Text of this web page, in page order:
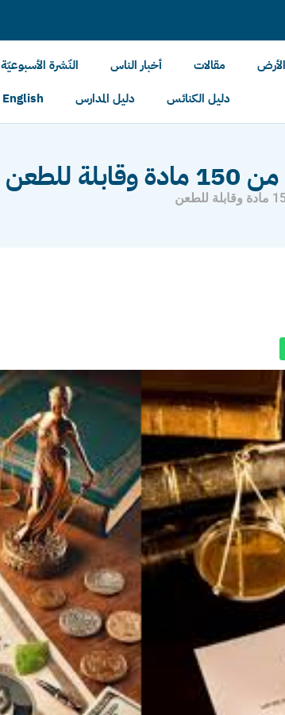
مقالات أخبار الناس النّشرة الأسبوعيّة
دليل الكنائس
دليل المدارس English